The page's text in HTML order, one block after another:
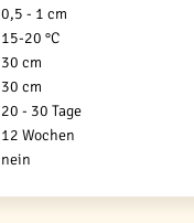
0,5 - 1 cm
15-20 °C
30 cm
30 cm
20 - 30 Tage
12 Wochen
nein